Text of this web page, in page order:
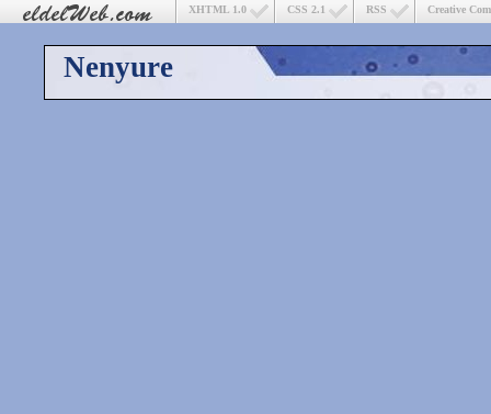
Creative
RSS
CSS 2.1
XHTML 1.0
Nenyure